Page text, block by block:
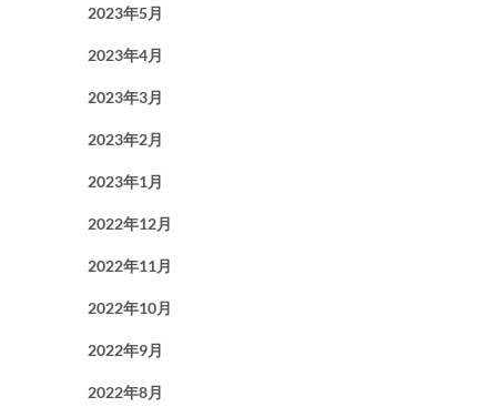
2023年5月
2023年4月
2023年3月
2023年2月
2023年1月
2022年12月
2022年11月
2022年10月
2022年9月
2022年8月